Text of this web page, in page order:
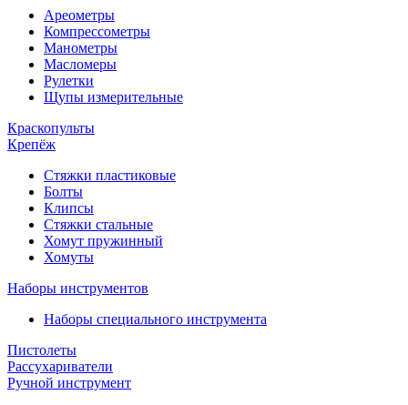
Ареометры
Компрессометры
Манометры
Масломеры
Рулетки
Щупы измерительные
Краскопульты
Крепёж
Стяжки пластиковые
Болты
Клипсы
Стяжки стальные
Хомут пружинный
Хомуты
Наборы инструментов
Наборы специального инструмента
Пистолеты
Рассухариватели
Ручной инструмент